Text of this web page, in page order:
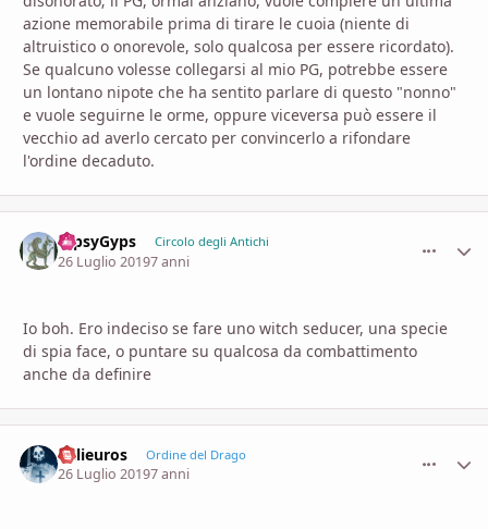
azione memorabile prima di tirare le cuoia (niente di
altruistico o onorevole, solo qualcosa per essere ricordato).
Se qualcuno volesse collegarsi al mio PG, potrebbe essere
un lontano nipote che ha sentito parlare di questo "nonno"
e vuole seguirne le orme, oppure viceversa può essere il
vecchio ad averlo cercato per convincerlo a rifondare
l'ordine decaduto.
GipsyGyps Circolo degli Antichi
26 Luglio 20197 anni
Io boh. Ero indeciso se fare uno witch seducer, una specie
di spia face, o puntare su qualcosa da combattimento
anche da definire
Kalieuros Ordine del Drago
26 Luglio 20197 anni